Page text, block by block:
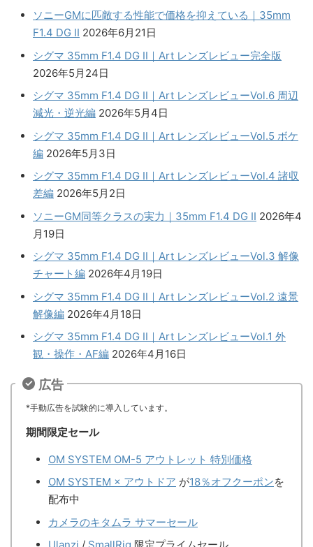
ソニーGMに匹敵する性能で価格を抑えている｜35mm
F1.4 DG II 2026年6月21日
シグマ 35mm F1.4 DG II｜Art レンズレビュー完全版
2026年5月24日
シグマ 35mm F1.4 DG II｜Art レンズレビューVol.6 周辺
減光・逆光編 2026年5月4日
シグマ 35mm F1.4 DG II｜Art レンズレビューVol.5 ボケ
編 2026年5月3日
シグマ 35mm F1.4 DG II｜Art レンズレビューVol.4 諸収
差編 2026年5月2日
ソニーGM同等クラスの実力｜35mm F1.4 DG II 2026年4
月19日
シグマ 35mm F1.4 DG II｜Art レンズレビューVol.3 解像
チャート編 2026年4月19日
シグマ 35mm F1.4 DG II｜Art レンズレビューVol.2 遠景
解像編 2026年4月18日
シグマ 35mm F1.4 DG II｜Art レンズレビューVol.1 外
観・操作・AF編 2026年4月16日
広告
*手動広告を試験的に導入しています。
期間限定セール
OM SYSTEM OM-5 アウトレット 特別価格
OM SYSTEM × アウトドア が18％オフクーポンを
配布中
カメラのキタムラ サマーセール